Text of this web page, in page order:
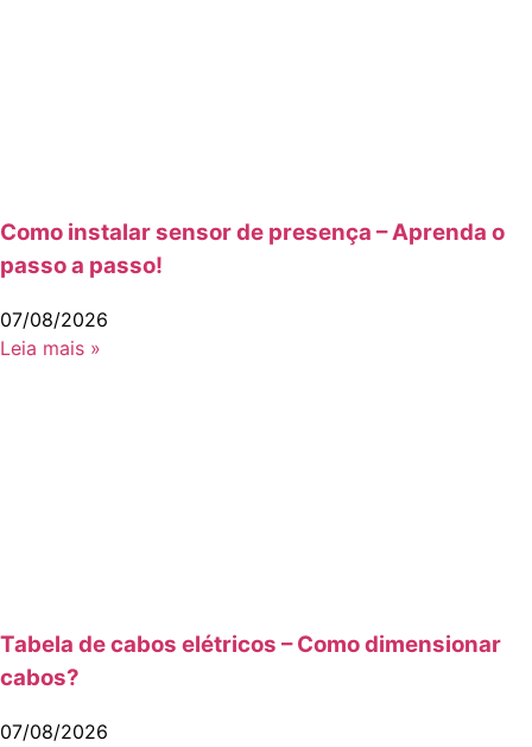
Como instalar sensor de presença – Aprenda o
passo a passo!
07/08/2026
Leia mais »
Tabela de cabos elétricos – Como dimensionar
cabos?
07/08/2026